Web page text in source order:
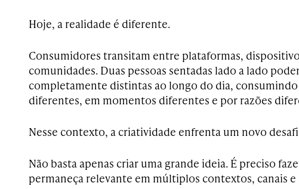
Hoje, a realidade é diferente.
Consumidores transitam entre plataformas,
comunidades. Duas pessoas sentadas lado a lado
completamente distintas ao longo do dia,
diferentes, em momentos diferentes e por razões
Nesse contexto, a criatividade enfrenta um novo
Não basta apenas criar uma grande ideia. É preciso
permaneça relevante em múltiplos contextos, canais e